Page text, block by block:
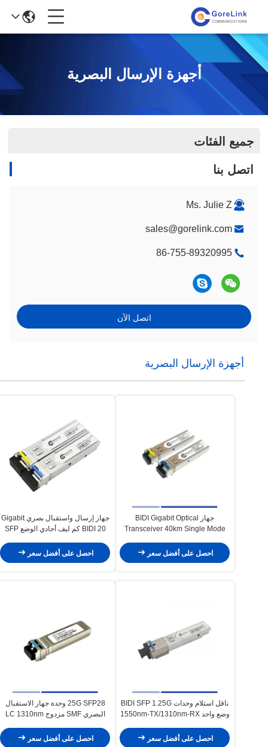
أجهزة الإرسال البصرية
جميع الفئات
اتصل بنا
Ms. Julie Z
sales@gorelink.com
86-755-89320995
اتصل الآن
أجهزة الإرسال البصرية
جهاز BIDI Gigabit Optical
Transceiver 40km Single Mode
RX1550nm LC
احصل على أفضل سعر
جهاز إرسال واستقبال بصري Gigabit
BIDI 20 كم ليف أحادي الوضع SFP
احصل على أفضل سعر
ناقل استلام وحدات BIDI SFP 1.25G
وضع واحد 1550nm-TX/1310nm-RX
احصل على أفضل سعر
25G SFP28 وحدة جهاز الاستقبال
البصري SMF مزدوج LC 1310nm
احصل على أفضل سعر